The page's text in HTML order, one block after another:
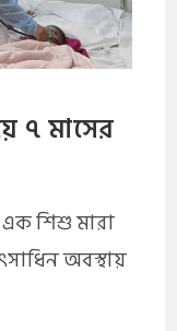
৭ মাসের
শিশু মারা
অবস্থায়